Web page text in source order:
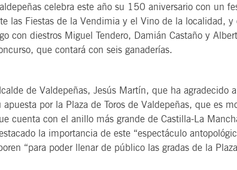
celebra este año su 150 aniversario con un
las Fiestas de la Vendimia y el Vino de la localidad, y
con diestros Miguel Tendero, Damián Castaño y
que contará con seis ganaderías.
de Valdepeñas, Jesús Martín, que ha agradecido
apuesta por la Plaza de Toros de Valdepeñas, que es
cuenta con el anillo más grande de Castilla-La
la importancia de este “espectáculo
“para poder llenar de público las gradas de la
LAS NOTAS DEL VINO.
Jazz”
14
“Syrah
VER